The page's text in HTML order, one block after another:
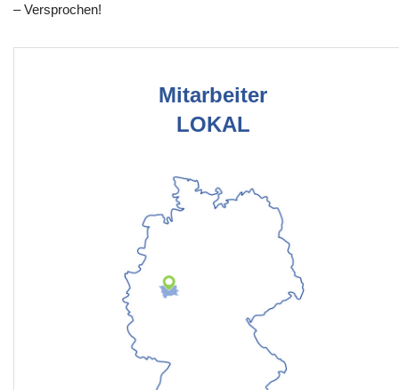
– Versprochen!
Mitarbeiter
LOKAL